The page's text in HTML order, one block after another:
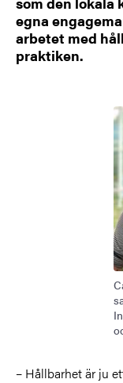
egna
arbetet med
praktiken.
– Hållbarhet är ju